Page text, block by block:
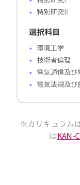
特別研究II
選択科目
環境工学
技術者倫理
電気通信及び
電気法規及び
※カリキュラム
はKAN-